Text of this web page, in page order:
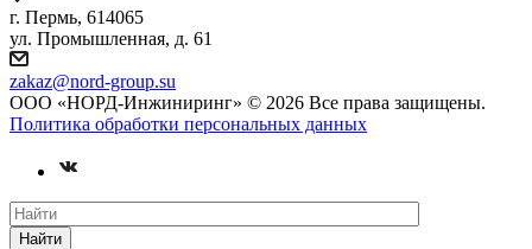
г. Пермь, 614065
ул. Промышленная, д. 61
zakaz@nord-group.su
ООО «НОРД-Инжиниринг» © 2026 Все права защищены.
Политика обработки персональных данных
Найти